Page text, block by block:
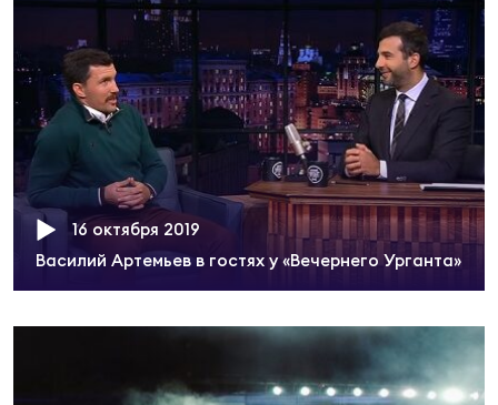
Василий Артемьев в гостях у «Вечернего Урганта»
16 октября 2019